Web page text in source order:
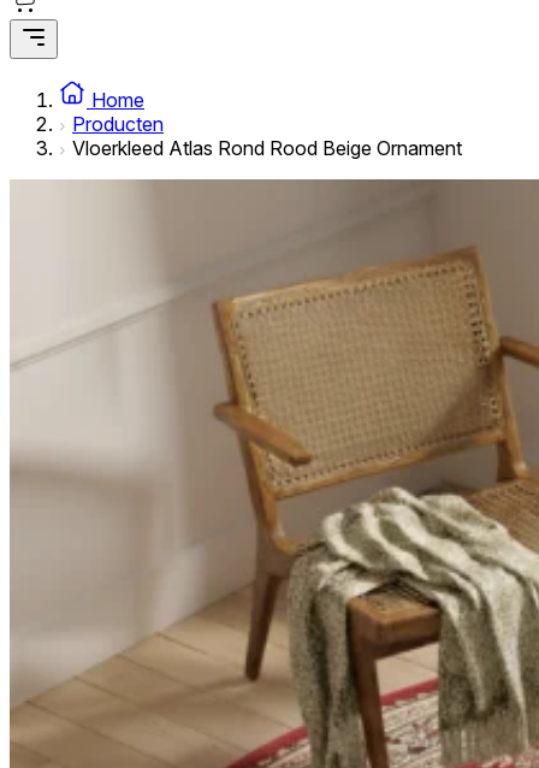
Home
Producten
Vloerkleed Atlas Rond Rood Beige Ornament
interessant zijn voor de individuele gebruiker en